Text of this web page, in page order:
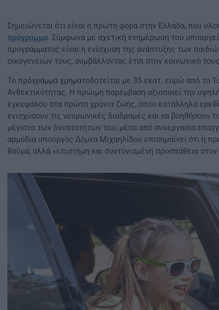
Σημειώνεται ότι είναι η πρώτη φορά στην Ελλάδα, που
πρόγραμμα. Σύμφωνα με σχετική ενημέρωση του
προγράμματος είναι η ενίσχυση της ανάπτυξης των
οικογενειών τους, συμβάλλοντας έτσι στην κοινωνική
Το πρόγραμμα χρηματοδοτείται με 35 εκατ. ευρώ από το
Ανθεκτικότητας. Η πρώιμη παρέμβαση αξιοποιεί την
εγκεφάλου στα πρώτα χρόνια ζωής, όπου κατάλληλα
ενισχύσουν τις νευρωνικές διαδρομές και να βοηθήσουν
μέγιστο των δυνατοτήτων του, μέσα από συνεργασία
αρμόδια υπουργός Δόμνα Μιχαηλίδου επισημαίνει ότι η
θαύμα, αλλά «επιστήμη και συντονισμένη προσπάθεια